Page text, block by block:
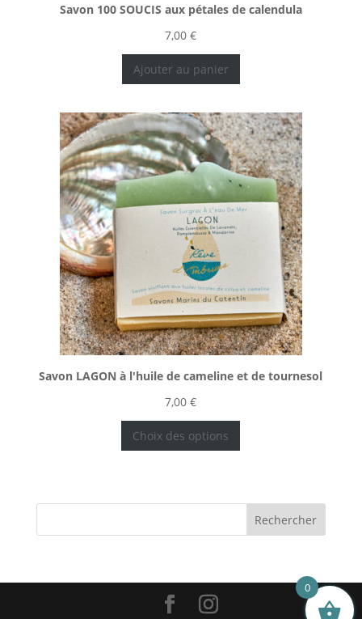
Savon 100 SOUCIS aux pétales de calendula
7,00€
Ajouter au panier
Savon LAGON à l'huile de cameline et de tournesol
7,00€
Choix des options
0